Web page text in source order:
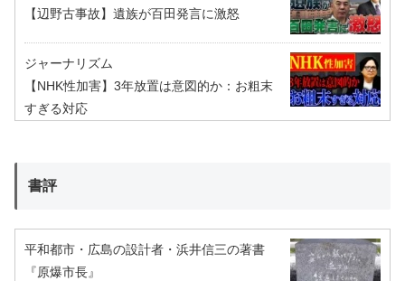
【辺野古事故】遺族が百田発言に激怒
ジャーナリズム
【NHK性加害】3年放置は意図的か：お粗末
すぎる対応
書評
平和都市・広島の設計者・浜井信三の著書
『原爆市長』